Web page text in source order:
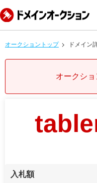
オークショントップ ドメイン
オークショ
入札額